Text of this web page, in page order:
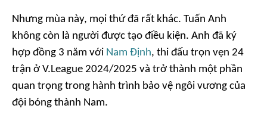
Nhưng mùa này, mọi thứ đã rất khác. Tuấn Anh
không còn là người được tạo điều kiện. Anh đã ký
hợp đồng 3 năm với Nam Định, thi đấu trọn vẹn 24
trận ở V.League 2024/2025 và trở thành một phần
quan trọng trong hành trình bảo vệ ngôi vương của
đội bóng thành Nam.